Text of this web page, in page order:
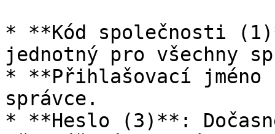
* **Kód společnosti
jednotný pro všechny
* **Přihlašovací jméno
správce.
* **Heslo (3)**: